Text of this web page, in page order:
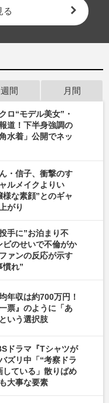
る
週間 月間
ロ“モデル美女”・
道！下半身強調の
水着」公開でネッ
・信子、衝撃のす
ルメイクよりい
な素顔”とのギャ
がり
手に”お泊まり不
ビのせいで不倫がか
ァンの反応が示す
慣れ”
年収は約700万円！
票』のように「あ
いう選択肢
ドラマ『Tシャツが
ズリ中「“考察ドラ
している」散りばめ
大事な要素